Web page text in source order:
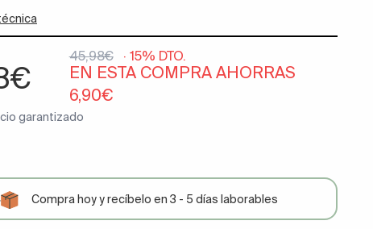
45,98€ · 15% DTO.
EN ESTA COMPRA AHORRAS
6,90€
garantizado
Compra hoy y recíbelo en 3 - 5 días laborables